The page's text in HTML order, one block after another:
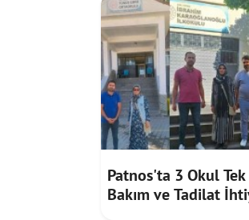
Patnos'ta 3 Okul
Bakım ve Tadilat